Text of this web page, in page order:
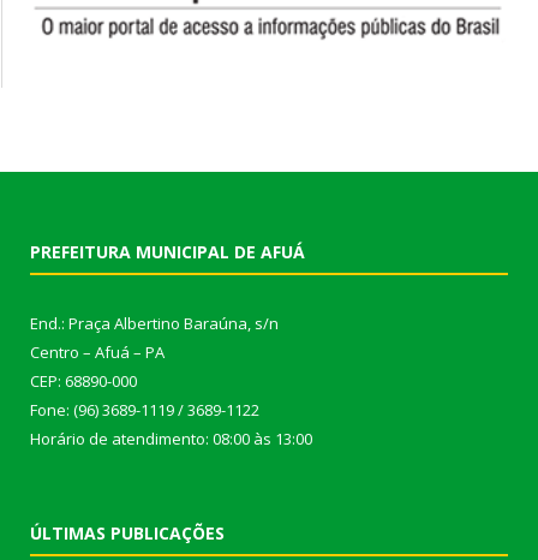
PREFEITURA MUNICIPAL DE AFUÁ
End.: Praça Albertino Baraúna, s/n
Centro – Afuá – PA
CEP: 68890-000
Fone: (96) 3689-1119 / 3689-1122
Horário de atendimento: 08:00 às 13:00
ÚLTIMAS PUBLICAÇÕES